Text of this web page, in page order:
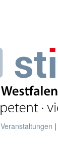
Veranstaltungen |